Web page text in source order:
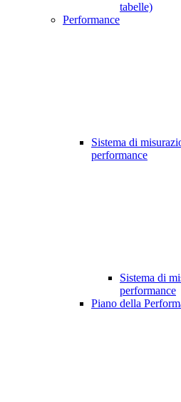
tabelle)
Performance
Sistema di
performance
Sistema di
performance
Piano della